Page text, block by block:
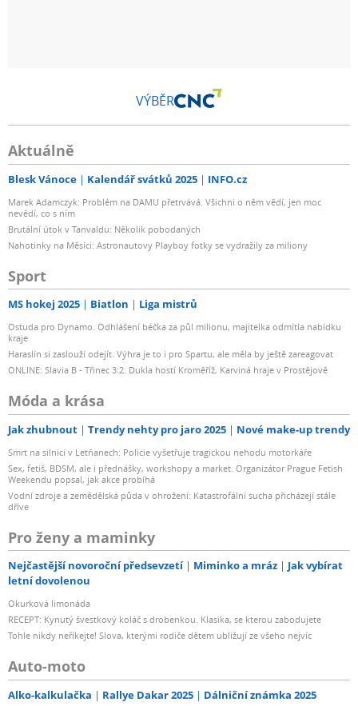
VÝBĚR
Aktuálně
Blesk Vánoce Kalendář svátků 2025 INFO.cz
Marek Adamczyk: Problém na DAMU přetrvává. Všichni o něm vědí, jen moc
nevědí, co s ním
Brutální útok v Tanvaldu: Několik pobodaných
Nahotinky na Měsíci: Astronautovy Playboy fotky se vydražily za miliony
Sport
MS hokej 2025 Biatlon Liga mistrů
Ostuda pro Dynamo. Odhlášení béčka za půl milionu, majitelka odmítla nabídku
kraje
Haraslín si zaslouží odejít. Výhra je to i pro Spartu, ale měla by ještě zareagovat
ONLINE: Slavia B - Třinec 3:2. Dukla hostí Kroměříž, Karviná hraje v Prostějově
Móda a krása
Jak zhubnout Trendy nehty pro jaro 2025 Nové make-up trendy
Smrt na silnici v Letňanech: Policie vyšetřuje tragickou nehodu motorkáře
Sex, fetiš, BDSM, ale i přednášky, workshopy a market. Organizátor Prague Fetish
Weekendu popsal, jak akce probíhá
Vodní zdroje a zemědělská půda v ohrožení: Katastrofální sucha přicházejí stále
dříve
Pro ženy a maminky
Nejčastější novoroční předsevzetí Miminko a mráz
Jak vybírat
letní dovolenou
Okurková limonáda
RECEPT: Kynutý švestkový koláč s drobenkou. Klasika, se kterou zabodujete
Tohle nikdy neříkejte! Slova, kterými rodiče dětem ubližují ze všeho nejvíc
Auto-moto
Alko-kalkulačka Rallye Dakar 2025 Dálniční známka 2025